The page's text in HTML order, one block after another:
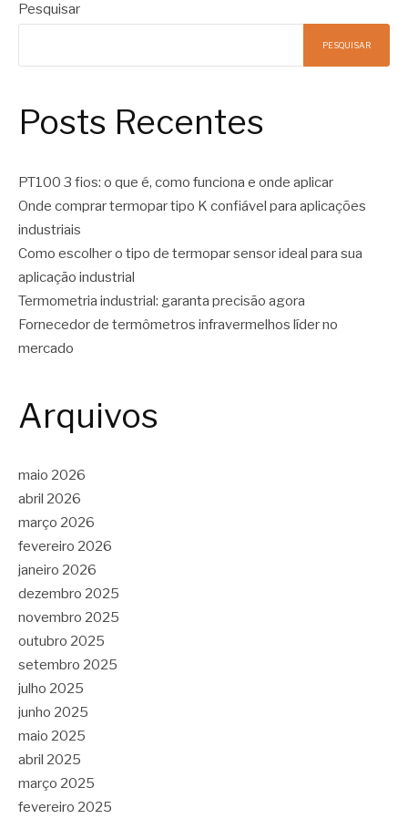
Pesquisar
PESQUISAR
Posts Recentes
PT100 3 fios: o que é, como funciona e onde aplicar
Onde comprar termopar tipo K confiável para aplicações
industriais
Como escolher o tipo de termopar sensor ideal para sua
aplicação industrial
Termometria industrial: garanta precisão agora
Fornecedor de termômetros infravermelhos líder no
mercado
Arquivos
maio 2026
abril 2026
março 2026
fevereiro 2026
janeiro 2026
dezembro 2025
novembro 2025
outubro 2025
setembro 2025
julho 2025
junho 2025
maio 2025
abril 2025
março 2025
fevereiro 2025